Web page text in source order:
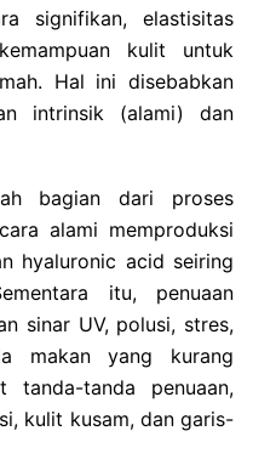
signifikan, elastisitas
kulit untuk
Hal ini disebabkan
intrinsik (alami) dan
bagian dari proses
alami memproduksi
hyaluronic acid seiring
itu, penuaan
sinar UV, polusi, stres,
makan yang kurang
tanda-tanda penuaan,
kulit kusam, dan garis-